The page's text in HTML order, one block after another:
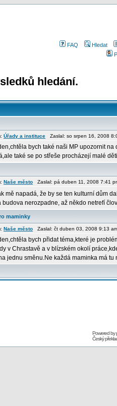
FAQ
Hledat
hledání.
Úřady a instituce Zaslal: so srpen 16, 2008
bych také naši MP upozornit
také se po střeše procházejí malé
Naše město Zaslal: pá duben 11, 2008 7:41
mě napadá, že by se ten kulturní dům
budova nerozpadne, až někdo netrefí
maminky
Naše město Zaslal: čt duben 03, 2008 9:13
bych přidat téma,které je
v Chrastavě a v blízském okolí
jednu směnu.Ne každá maminka má tu
Powered by
Český